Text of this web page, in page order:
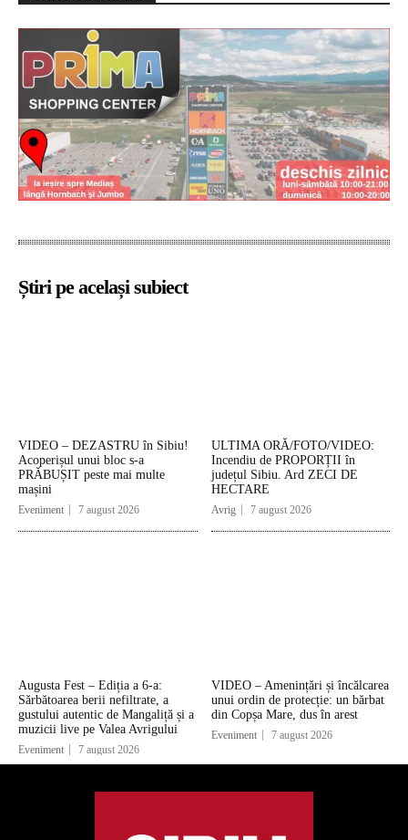
Știri pe același subiect
VIDEO – DEZASTRU în Sibiu!
Acoperișul unui bloc s-a
PRĂBUȘIT peste mai multe
mașini
Eveniment 7 august 2026
ULTIMA ORĂ/FOTO/VIDEO:
Incendiu de PROPORȚII în
județul Sibiu. Ard ZECI DE
HECTARE
Avrig 7 august 2026
Augusta Fest – Ediția a 6-a:
Sărbătoarea berii nefiltrate, a
gustului autentic de Mangaliță și a
muzicii live pe Valea Avrigului
Eveniment 7 august 2026
VIDEO – Amenințări și încălcarea
unui ordin de protecție: un bărbat
din Copșa Mare, dus în arest
Eveniment 7 august 2026